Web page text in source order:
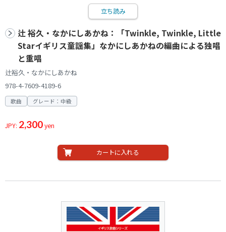
立ち読み
辻 裕久・なかにしあかね：「Twinkle, Twinkle, Little
Starイギリス童謡集」なかにしあかねの編曲による独唱
と重唱
辻裕久・なかにしあかね
978-4-7609-4189-6
歌曲 グレード：中級
JPY: 2,300yen
カートに入れる